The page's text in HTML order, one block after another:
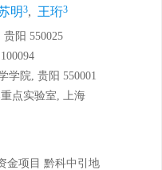
明3, 王珩3
阳 550025
学院, 贵阳 550001
点实验室, 上海
金项目 黔科中引地